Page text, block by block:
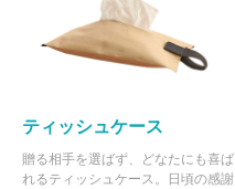
ティッシュケース
贈る相手を選ばず、どなたにも喜ば
れるティッシュケース。日頃の感謝